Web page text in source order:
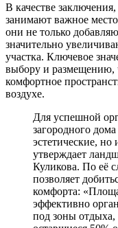
В качестве
занимают важное
они не только
значительно
участка. Ключевое
выбору и размещению,
комфортное
воздухе.
Для успешной
загородного
эстетические,
утверждает
Куликова. По её
позволяет
комфорта:
эффективно
под зоны отдыха,